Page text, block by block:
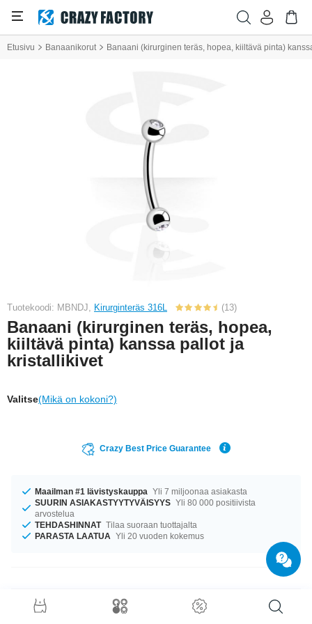
Etusivu Banaanikorut Banaani (kirurginen teräs, hopea, kiiltävä pinta)
Tuotekoodi: MBNDJ, Kirurginteräs 316L (13)
Banaani (kirurginen teräs, hopea,
kiiltävä pinta) kanssa pallot ja
kristallikivet
Valitse(Mikä on kokoni?)
Crazy Best Price Guarantee
Maailman #1 lävistyskauppa Yli 7 miljoonaa asiakasta
SUURIN ASIAKASTYYTYVÄISYYS Yli 80 000 positiivista
arvostelua
TEHDASHINNAT Tilaa suoraan tuottajalta
PARASTA LAATUA Yli 20 vuoden kokemus
Tuotetiedot